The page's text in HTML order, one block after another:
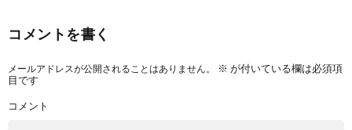
コメントを書く
メールアドレスが公開されることはありません。 ※ が付いている欄は必須項
目です
コメント